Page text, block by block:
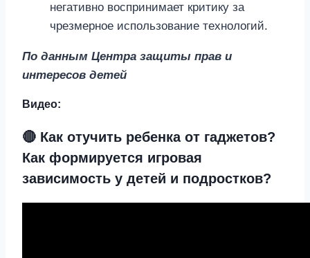
негативно воспринимает критику за
чрезмерное использование технологий.
По данным Центра защиты прав и
интересов детей
Видео:
🔴 Как отучить ребенка от гаджетов?
Как формируется игровая
зависимость у детей и подростков?